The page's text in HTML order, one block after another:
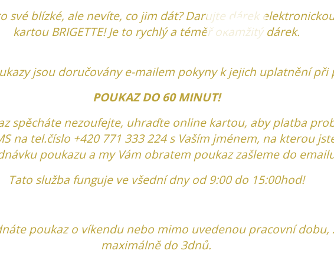
své blízké, ​​ale nevíte, co jim dát? Darujte dárek
kartou BRIGETTE! Je to rychlý a téměř okamžitý dárek.
jsou doručovány e-mailem pokyny k jejich uplatnění při
POUKAZ DO 60 MINUT!
spěcháte nezoufejte, uhraďte online kartou, aby platba
na tel.číslo +420 771 333 224 s Vaším jménem, na kterou
poukazua my Vám obratem poukaz zašleme do
Tato služba funguje ve všední dny od 9:00 do 15:00hod!
poukaz o víkendu nebo mimo uvedenou pracovní dobu,
maximálně do 3dnů.